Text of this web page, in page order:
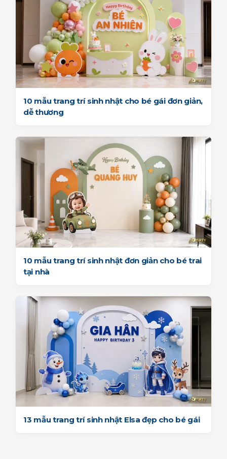
10 mẫu trang trí sinh nhật cho bé gái đơn giản,
dễ thương
10 mẫu trang trí sinh nhật đơn giản cho bé trai
tại nhà
13 mẫu trang trí sinh nhật Elsa đẹp cho bé gái